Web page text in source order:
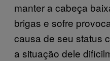
manter a cabeça
brigas e sofre
causa de seu status
a situação dele